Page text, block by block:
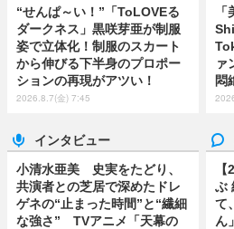
“せんぱ～い！”「ToLOVEる
ダークネス」黒咲芽亜が制服
姿で立体化！制服のスカート
から伸びる下半身のプロポー
ションの再現がアツい！
2026.8.7(金) 7:45
ァ
悶
インタビュー
小清水亜美 史実をたどり、
共演者との芝居で深めたドレ
ゲネの“止まった時間”と“繊細
な強さ” TVアニメ「天幕の
ぶ
て
ん